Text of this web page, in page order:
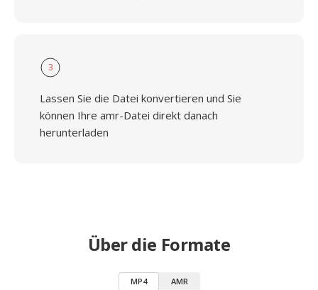
3
Lassen Sie die Datei konvertieren und Sie
können Ihre amr-Datei direkt danach
herunterladen
Über die Formate
MP4 AMR